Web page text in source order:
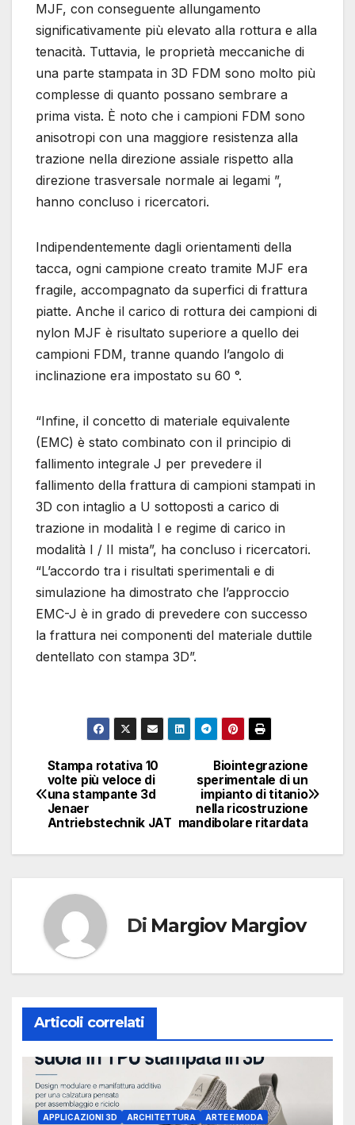
MJF, con conseguente allungamento
significativamente più elevato alla rottura e alla
tenacità. Tuttavia, le proprietà meccaniche di
una parte stampata in 3D FDM sono molto più
complesse di quanto possano sembrare a
prima vista. È noto che i campioni FDM sono
anisotropi con una maggiore resistenza alla
trazione nella direzione assiale rispetto alla
direzione trasversale normale ai legami ”,
hanno concluso i ricercatori.
Indipendentemente dagli orientamenti della
tacca, ogni campione creato tramite MJF era
fragile, accompagnato da superfici di frattura
piatte. Anche il carico di rottura dei campioni di
nylon MJF è risultato superiore a quello dei
campioni FDM, tranne quando l’angolo di
inclinazione era impostato su 60 °.
“Infine, il concetto di materiale equivalente
(EMC) è stato combinato con il principio di
fallimento integrale J per prevedere il
fallimento della frattura di campioni stampati in
3D con intaglio a U sottoposti a carico di
trazione in modalità I e regime di carico in
modalità I / II mista”, ha concluso i ricercatori.
“L’accordo tra i risultati sperimentali e di
simulazione ha dimostrato che l’approccio
EMC-J è in grado di prevedere con successo
la frattura nei componenti del materiale duttile
dentellato con stampa 3D”.
Navigazione
articoli
Biointegrazione
sperimentale di un
impianto di titanio
nella ricostruzione
mandibolare ritardata
Stampa rotativa 10
volte più veloce di
una stampante 3d
Jenaer
Antriebstechnik JAT
Di Margiov Margiov
Articoli correlati
APPLICAZIONI 3D ARCHITETTURA ARTE E MODA